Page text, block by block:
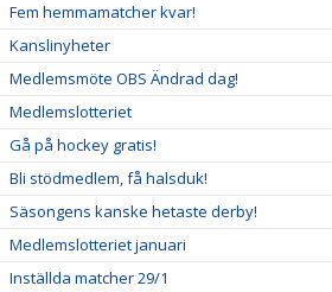
Fem hemmamatcher kvar!
Kanslinyheter
Medlemsmöte OBS Ändrad dag!
Medlemslotteriet
Gå på hockey gratis!
Bli stödmedlem, få halsduk!
Säsongens kanske hetaste derby!
Medlemslotteriet januari
Inställda matcher 29/1